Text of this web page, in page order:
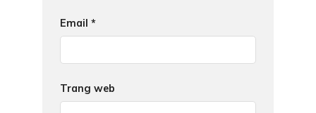
Email *
Trang web